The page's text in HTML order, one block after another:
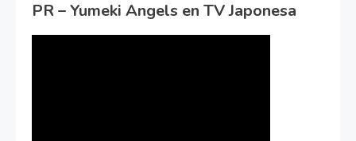
PR – Yumeki Angels en TV Japonesa